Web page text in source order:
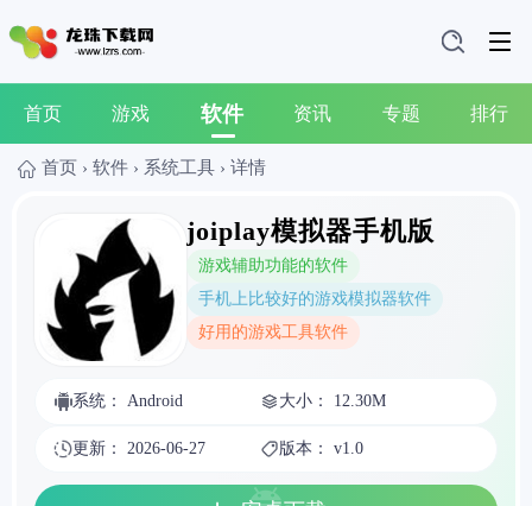
首页 游戏 软件 资讯 专题 排行
首页 › 软件 › 系统工具 › 详情
joiplay模拟器手机版
游戏辅助功能的软件
手机上比较好的游戏模拟器软件
好用的游戏工具软件
系统： Android 大小： 12.30M
更新： 2026-06-27 版本： v1.0